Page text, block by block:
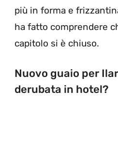
più in forma e
ha fatto comprendere
capitolo si è chiuso.
Nuovo guaio per
derubata in hotel?